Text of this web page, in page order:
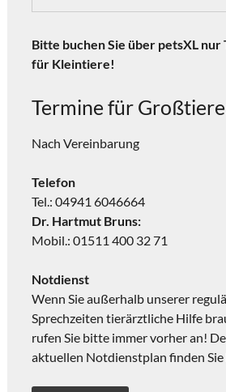
Bitte buchen Sie über petsXL nur
für Kleintiere!
Termine für
Nach Vereinbarung
Telefon
Tel.: 04941 6046664
Dr. Hartmut Bruns:
Mobil.: 01511 400 32 71
Notdienst
Wenn Sie außerhalb unserer
Sprechzeiten tierärztliche Hilfe
rufen Sie bitte immer vorher an!
aktuellen Notdienstplan finden Sie